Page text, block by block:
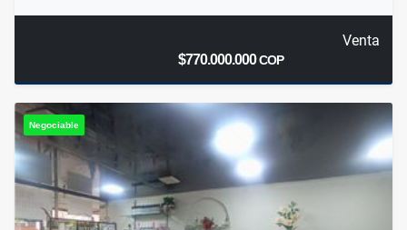
Venta
$770.000.000COP
Negociable